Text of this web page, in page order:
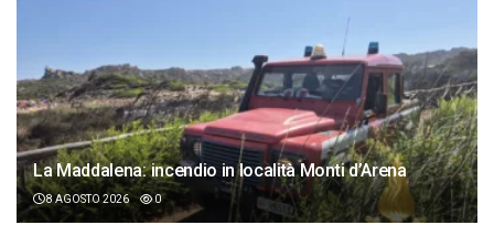
La Maddalena: incendio in località Monti d’Arena
8 AGOSTO 2026 0